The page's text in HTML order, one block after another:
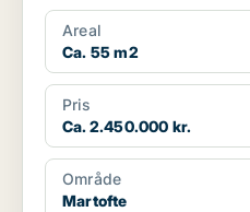
Areal
Ca. 55 m2
Pris
Ca. 2.450.000 kr.
Område
Martofte